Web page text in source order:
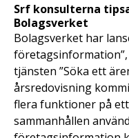
Srf konsulterna
Bolagsverket
Bolagsverket har
tjänsten ”Söka ett
årsredovisning
flera funktioner på
sammanhållen